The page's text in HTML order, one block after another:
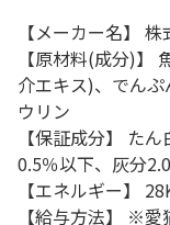
【メーカー名】
【原材料(成分)】
介エキス)、でん
ウリン
【保証成分】 た
0.5％以下、灰分
【エネルギー】
【給与方法】 ※